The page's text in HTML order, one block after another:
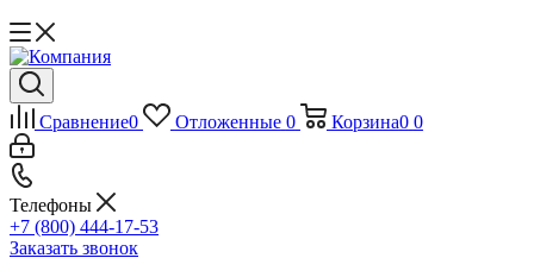
Сравнение0 Отложенные 0 Корзина0 0
Телефоны
+7 (800) 444-17-53
Заказать звонок